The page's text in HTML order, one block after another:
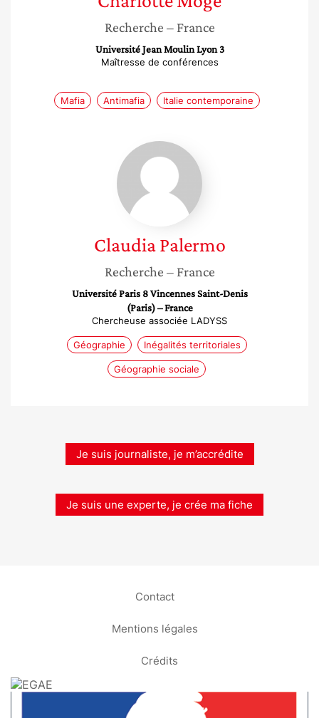
Recherche – France
Université Jean Moulin Lyon 3
Maîtresse de conférences
Mafia Antimafia Italie contemporaine
Claudia
Palermo
Claudia Palermo
Recherche – France
Université Paris 8 Vincennes Saint-Denis
(Paris) – France
Chercheuse associée LADYSS
Géographie Inégalités territoriales
Géographie sociale
Je suis journaliste, je m’accrédite
Je suis une experte, je crée ma fiche
Contact
Mentions légales
Crédits